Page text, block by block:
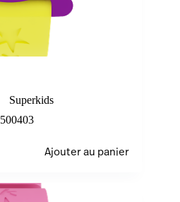
Superkids
500403
Ajouter au panier